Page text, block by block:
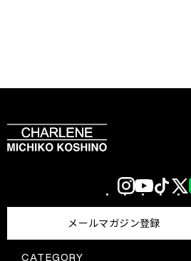
CATEGORY
メールマガジン登録